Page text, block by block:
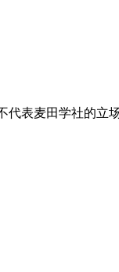
表麦田学社的立